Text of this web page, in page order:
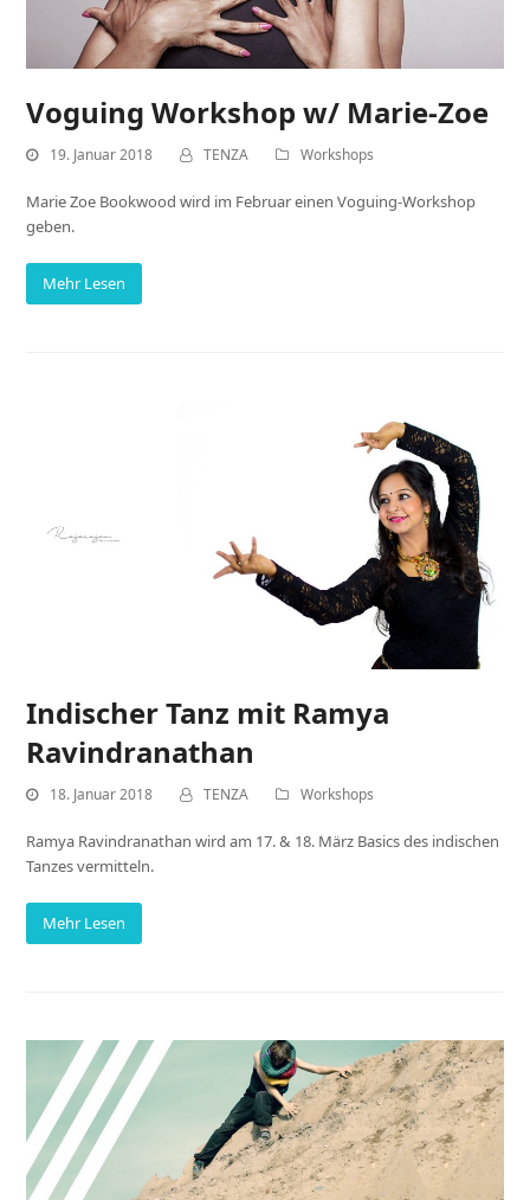
Voguing Workshop w/ Marie-Zoe
19. Januar 2018 TENZA Workshops
Marie Zoe Bookwood wird im Februar einen Voguing-Workshop
geben.
Mehr Lesen
Indischer Tanz mit Ramya
Ravindranathan
18. Januar 2018 TENZA Workshops
Ramya Ravindranathan wird am 17. & 18. März Basics des indischen
Tanzes vermitteln.
Mehr Lesen